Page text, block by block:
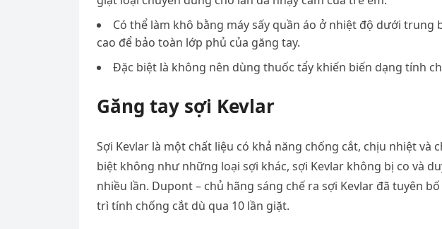
Có thể làm khô bằng máy sấy quần áo ở nhiệt độ dưới
cao để bảo toàn lớp phủ của găng tay.
Đặc biệt là không nên dùng thuốc tẩy khiến biến dạng tính
Găng tay sợi Kevlar
Sợi Kevlar là một chất liệu có khả năng chống cắt, chịu nhiệt và
biệt không như những loại sợi khác, sợi Kevlar không bị co và
nhiều lần. Dupont – chủ hãng sáng chế ra sợi Kevlar đã tuyên
trì tính chống cắt dù qua 10 lần giặt.